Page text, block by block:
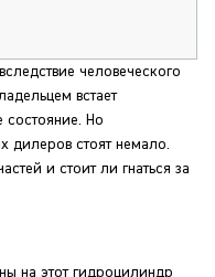
человеческого
встает
состояние. Но
дилеров стоят немало.
и стоит ли гнаться за
на этот гидроцилиндр